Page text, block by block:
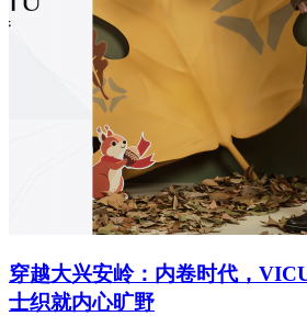
穿越大兴安岭：内卷时代，
士织就内心旷野